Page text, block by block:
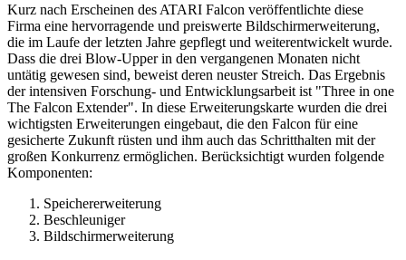
Kurz nach Erscheinen des ATARI Falcon veröffentlichte diese
Firma eine hervorragende und preiswerte Bildschirmerweiterung,
die im Laufe der letzten Jahre gepflegt und weiterentwickelt wurde.
Dass die drei Blow-Upper in den vergangenen Monaten nicht
untätig gewesen sind, beweist deren neuster Streich. Das Ergebnis
der intensiven Forschung- und Entwicklungsarbeit ist "Three in one
The Falcon Extender". In diese Erweiterungskarte wurden die drei
wichtigsten Erweiterungen eingebaut, die den Falcon für eine
gesicherte Zukunft rüsten und ihm auch das Schritthalten mit der
großen Konkurrenz ermöglichen. Berücksichtigt wurden folgende
Komponenten:
Speichererweiterung
Beschleuniger
Bildschirmerweiterung